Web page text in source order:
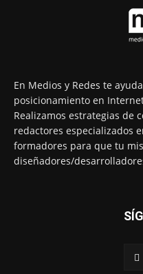
En Medios y Redes te
posicionamiento en
Realizamos estrategias de
redactores especializados
formadores para que tu
diseñadores/